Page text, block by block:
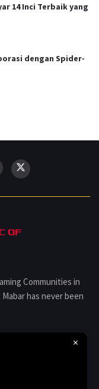
14 Inci Terbaik yang
dengan Spider-
Communities in
has never been
×